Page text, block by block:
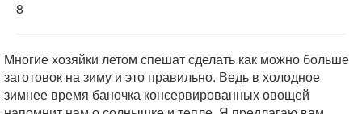
8
Многие хозяйки летом спешат сделать как можно больше
заготовок на зиму и это правильно. Ведь в холодное
зимнее время баночка консервированных овощей